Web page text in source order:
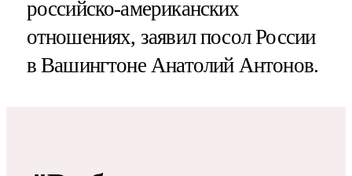
российско-американских
отношениях, заявил посол России
в Вашингтоне Анатолий Антонов.